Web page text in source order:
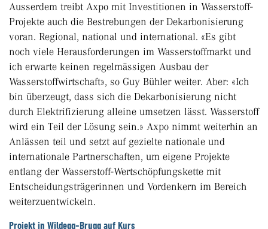
Ausserdem treibt Axpo mit Investitionen in Wasserstoff-
Projekte auch die Bestrebungen der Dekarbonisierung
voran. Regional, national und international. «Es gibt
noch viele Herausforderungen im Wasserstoffmarkt und
ich erwarte keinen regelmässigen Ausbau der
Wasserstoffwirtschaft», so Guy Bühler weiter. Aber: «Ich
bin überzeugt, dass sich die Dekarbonisierung nicht
durch Elektrifizierung alleine umsetzen lässt. Wasserstoff
wird ein Teil der Lösung sein.» Axpo nimmt weiterhin an
Anlässen teil und setzt auf gezielte nationale und
internationale Partnerschaften, um eigene Projekte
entlang der Wasserstoff-Wertschöpfungskette mit
Entscheidungsträgerinnen und Vordenkern im Bereich
weiterzuentwickeln.
Projekt in Wildegg-Brugg auf Kurs